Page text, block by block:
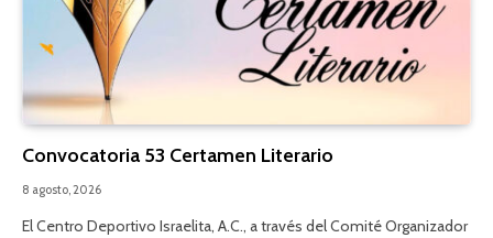
Convocatoria 53 Certamen Literario
8 agosto, 2026
El Centro Deportivo Israelita, A.C., a través del Comité Organizador